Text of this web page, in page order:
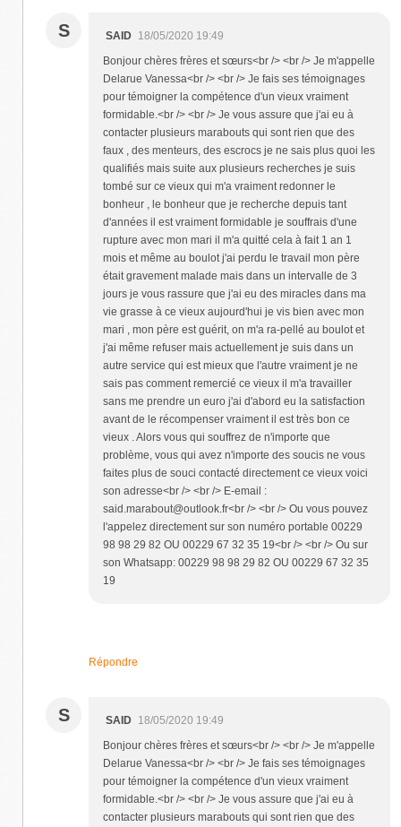
S SAID 18/05/2020 19:49
Bonjour chères frères et sœurs<br /> <br /> Je m'appelle
Delarue Vanessa<br /> <br /> Je fais ses témoignages
pour témoigner la compétence d'un vieux vraiment
formidable.<br /> <br /> Je vous assure que j'ai eu à
contacter plusieurs marabouts qui sont rien que des
faux , des menteurs, des escrocs je ne sais plus quoi les
qualifiés mais suite aux plusieurs recherches je suis
tombé sur ce vieux qui m'a vraiment redonner le
bonheur , le bonheur que je recherche depuis tant
d'années il est vraiment formidable je souffrais d'une
rupture avec mon mari il m'a quitté cela à fait 1 an 1
mois et même au boulot j'ai perdu le travail mon père
était gravement malade mais dans un intervalle de 3
jours je vous rassure que j'ai eu des miracles dans ma
vie grasse à ce vieux aujourd'hui je vis bien avec mon
mari , mon père est guérit, on m'a ra-pellé au boulot et
j'ai même refuser mais actuellement je suis dans un
autre service qui est mieux que l'autre vraiment je ne
sais pas comment remercié ce vieux il m'a travailler
sans me prendre un euro j'ai d'abord eu la satisfaction
avant de le récompenser vraiment il est très bon ce
vieux . Alors vous qui souffrez de n'importe que
problème, vous qui avez n'importe des soucis ne vous
faites plus de souci contacté directement ce vieux voici
son adresse<br /> <br /> E-email :
said.marabout@outlook.fr<br /> <br /> Ou vous pouvez
l'appelez directement sur son numéro portable 00229
98 98 29 82 OU 00229 67 32 35 19<br /> <br /> Ou sur
son Whatsapp: 00229 98 98 29 82 OU 00229 67 32 35
19
Répondre
S SAID 18/05/2020 19:49
Bonjour chères frères et sœurs<br /> <br /> Je m'appelle
Delarue Vanessa<br /> <br /> Je fais ses témoignages
pour témoigner la compétence d'un vieux vraiment
formidable.<br /> <br /> Je vous assure que j'ai eu à
contacter plusieurs marabouts qui sont rien que des